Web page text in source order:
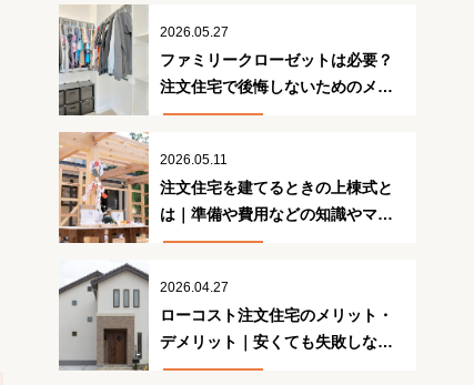
2026.05.27
ファミリークローゼットは必要？
注文住宅で後悔しないためのメリ
ット・デメリット
2026.05.11
注文住宅を建てるときの上棟式と
は｜準備や費用などの知識やマナ
ーを解説
2026.04.27
ローコスト注文住宅のメリット・
デメリット｜安くても失敗しない
ための注意点